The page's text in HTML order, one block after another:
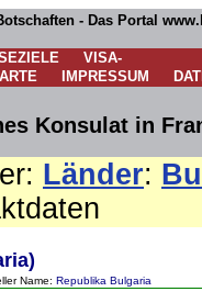
- Das Portal
VISA-
IMPRESSUM
Konsulat in
Länder:
Name: Republika Bulgaria